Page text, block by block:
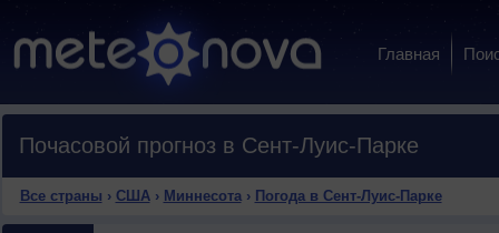
Главная
Почасовой прогноз в Сент-Луис-Парке
Все страны › США› Миннесота› Погода в Сент-Луис-Парке